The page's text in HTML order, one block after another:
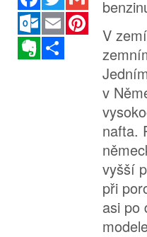
Outlook.com
Email
Pinterest
Evernote
V
v
nafta.
vyšší
při
asi po